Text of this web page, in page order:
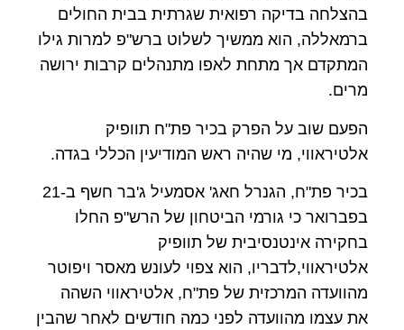
בהצלחה בדיקה רפואית שגרתית בבית החולים
ברמאללה, הוא ממשיך לשלוט ברש"פ למרות גילו
המתקדם אך מתחת לאפו מתנהלים קרבות ירושה
מרים.
הפעם שוב על הפרק בכיר פת"ח תוופיק
אלטיראווי, מי שהיה ראש המודיעין הכללי בגדה.
בכיר פת"ח, הגנרל חאג' אסמעיל ג'בר חשף ב-21
בפברואר כי גורמי הביטחון של הרש"פ החלו
בחקירה אינטנסיבית של תוופיק
אלטיראווי,לדבריו, הוא צפוי לעונש מאסר ויפוטר
מהוועדה המרכזית של פת"ח, אלטיראווי השהה
את עצמו מהוועדה לפני כמה חודשים לאחר שהבין